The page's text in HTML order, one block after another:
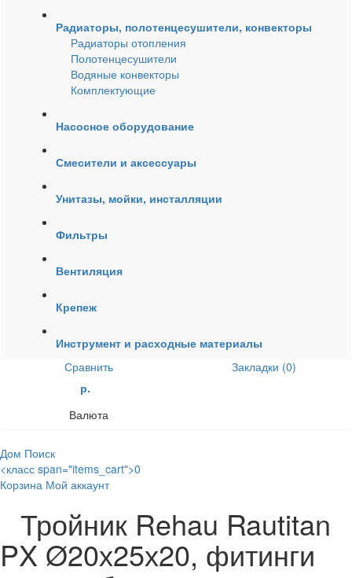
Радиаторы, полотенцесушители, конвекторы
Радиаторы отопления
Полотенцесушители
Водяные конвекторы
Комплектующие
Насосное оборудование
Смесители и аксессуары
Унитазы, мойки, инсталляции
Фильтры
Вентиляция
Крепеж
Инструмент и расходные материалы
Сравнить
Закладки (0)
р.
Валюта
Дом Поиск
<класс span="items_cart">0
Корзина Мой аккаунт
Тройник Rehau Rautitan
PX Ø20х25х20, фитинги